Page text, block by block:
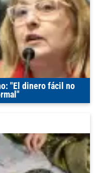
"El dinero fácil no